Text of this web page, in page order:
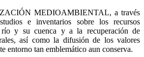
MEDIOAMBIENTAL, a través
e inventarios sobre los recursos
río y su cuenca y a la recuperación de
así como la difusión de los valores
entorno tan emblemático aun conserva.